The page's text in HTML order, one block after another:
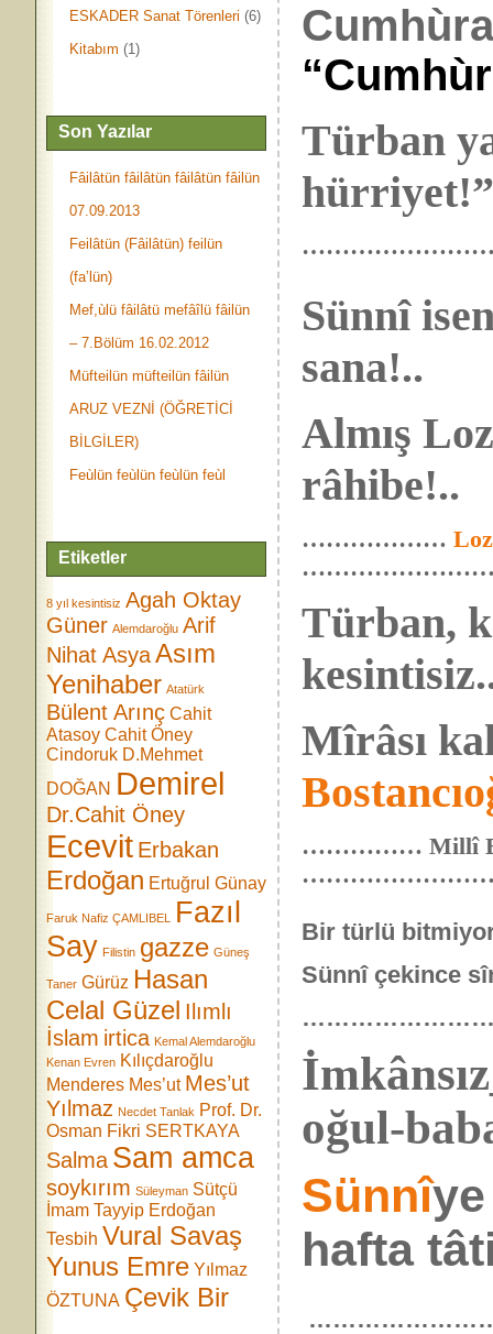
ESKADER Sanat Törenleri (6)
Kitabım (1)
Son Yazılar
Fâilâtün fâilâtün fâilâtün fâilün
07.09.2013
Feilâtün (Fâilâtün) feilün
(fa’lün)
Mef,ùlü fâilâtü mefâîlü fâilün
– 7.Bölüm 16.02.2012
Müfteilün müfteilün fâilün
ARUZ VEZNİ (ÖĞRETİCİ
BİLGİLER)
Feùlün feùlün feùlün feùl
Etiketler
8 yıl kesintisiz Agah Oktay
Güner Alemdaroğlu Arif
Nihat AsyaAsım
Yenihaber Atatürk
Bülent Arınç Cahit
Atasoy Cahit Öney
Cindoruk D.Mehmet
DOĞAN Demirel
Dr.Cahit Öney
Ecevit Erbakan
Erdoğan Ertuğrul Günay
Faruk Nafiz ÇAMLIBEL
Fazıl
Say Filistin gazze Güneş
Taner Gürüz Hasan
Celal Güzel Ilımlı
İslam irtica Kemal Alemdaroğlu
Kenan Evren Kılıçdaroğlu
Menderes Mes’ut Mes’ut
Yılmaz Necdet Tanlak Prof. Dr.
Osman Fikri SERTKAYA
Salma Sam amca
soykırım Süleyman Sütçü
İmam Tayyip Erdoğan
Tesbih Vural Savaş
Yunus Emre Yılmaz
ÖZTUNA Çevik Bir
Türban
Sünnî
sana!..
Almış
râhibe!..
………………
Türban,
Mîrâsı
…………… Millî
Bir türlü
Sünnî çekince
oğul-
Sünnî
hafta